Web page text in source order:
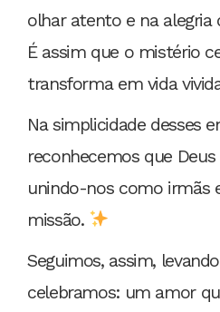
olhar atento e na alegria
É assim que o mistério
transforma em vida
Na simplicidade desses
reconhecemos que
unindo-nos como irmãs
missão.
Seguimos, assim,
celebramos: um amor